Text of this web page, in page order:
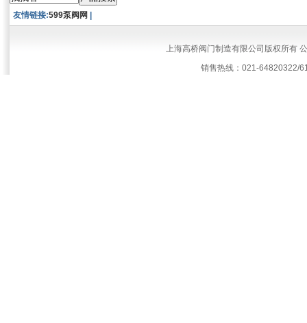
友情链接:599泵阀网
上海高桥阀门制造有限公司版权所有
销售热线：021-64820322/